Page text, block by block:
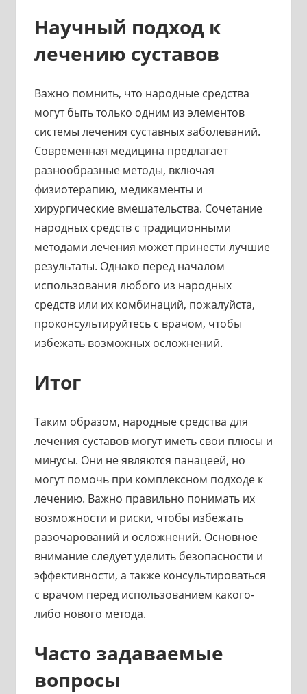
Научный подход к
лечению суставов
Важно помнить, что народные средства
могут быть только одним из элементов
системы лечения суставных заболеваний.
Современная медицина предлагает
разнообразные методы, включая
физиотерапию, медикаменты и
хирургические вмешательства. Сочетание
народных средств с традиционными
методами лечения может принести лучшие
результаты. Однако перед началом
использования любого из народных
средств или их комбинаций, пожалуйста,
проконсультируйтесь с врачом, чтобы
избежать возможных осложнений.
Итог
Таким образом, народные средства для
лечения суставов могут иметь свои плюсы и
минусы. Они не являются панацеей, но
могут помочь при комплексном подходе к
лечению. Важно правильно понимать их
возможности и риски, чтобы избежать
разочарований и осложнений. Основное
внимание следует уделить безопасности и
эффективности, а также консультироваться
с врачом перед использованием какого-
либо нового метода.
Часто задаваемые
вопросы